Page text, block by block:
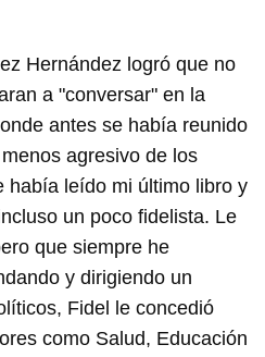
Hernández logró que no
a "conversar" en la
antes se había reunido
agresivo de los
había leído mi último libro y
un poco fidelista. Le
que siempre he
y dirigiendo un
Fidel le concedió
como Salud, Educación